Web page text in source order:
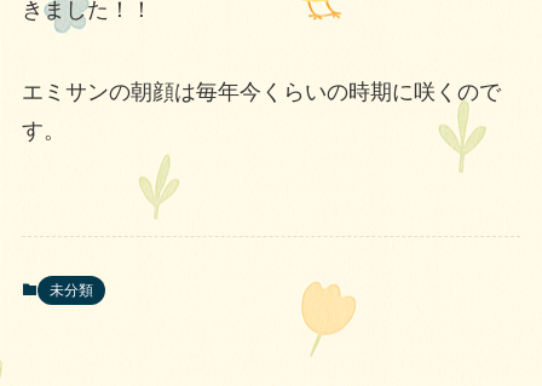
きました！！
エミサンの朝顔は毎年今くらいの時期に咲くので
す。
未分類